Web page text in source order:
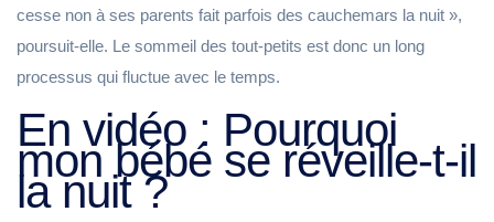
cesse non à ses parents fait parfois des cauchemars la nuit »,
poursuit-elle. Le sommeil des tout-petits est donc un long
processus qui fluctue avec le temps.
En vidéo : Pourquoi
mon bébé se réveille-t-il
la nuit ?